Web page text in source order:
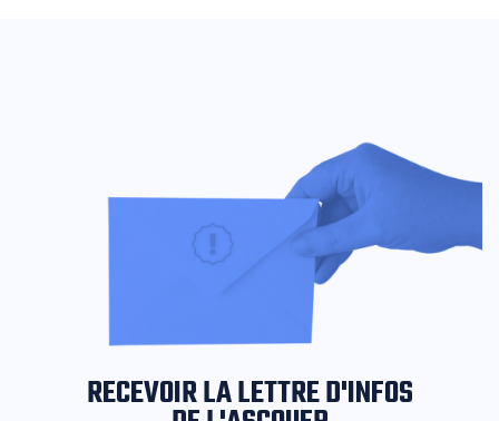
RECEVOIR LA LETTRE D'INFOS